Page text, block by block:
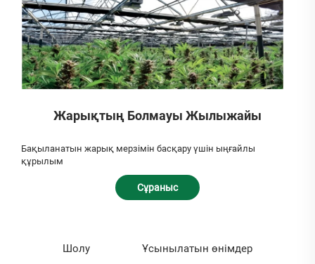
Жарықтың Болмауы Жылыжайы
Бақыланатын жарық мерзімін басқару үшін ыңғайлы
құрылым
Сұраныс
Шолу Ұсынылатын өнімдер